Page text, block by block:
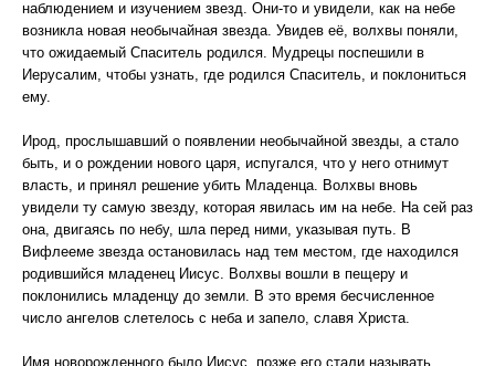
наблюдением и изучением звезд. Они-то и увидели, как на небе
возникла новая необычайная звезда. Увидев её, волхвы поняли,
что ожидаемый Спаситель родился. Мудрецы поспешили в
Иерусалим, чтобы узнать, где родился Спаситель, и поклониться
ему.
Ирод, прослышавший о появлении необычайной звезды, а стало
быть, и о рождении нового царя, испугался, что у него отнимут
власть, и принял решение убить Младенца. Волхвы вновь
увидели ту самую звезду, которая явилась им на небе. На сей раз
она, двигаясь по небу, шла перед ними, указывая путь. В
Вифлееме звезда остановилась над тем местом, где находился
родившийся младенец Иисус. Волхвы вошли в пещеру и
поклонились младенцу до земли. В это время бесчисленное
число ангелов слетелось с неба и запело, славя Христа.
Имя новорожденного было Иисус, позже его стали называть